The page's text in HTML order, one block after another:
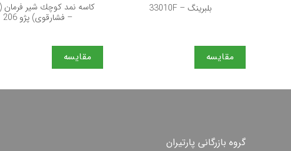
بلبرینگ – 33010F
مقایسه
– فشارقوی) پژو 206
مقایسه
گروه بازرگانی پارتیران